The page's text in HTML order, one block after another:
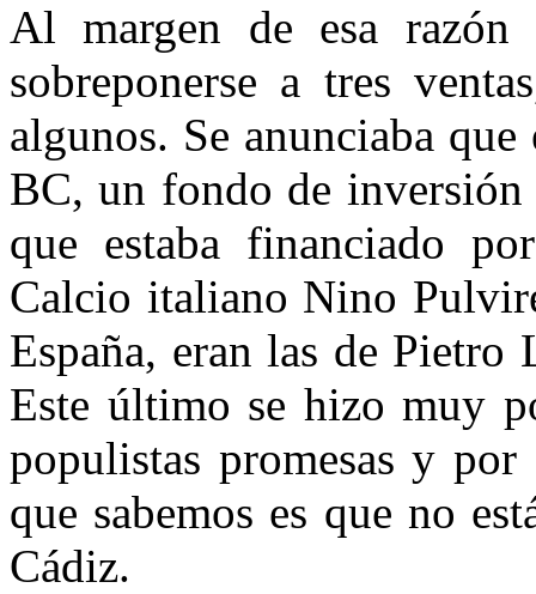
Al margen de esa
sobreponerse a tres
algunos. Se anunciaba
BC, un fondo de inversión
que estaba financiado
Calcio italiano Nino
España, eran las de
Este último se hizo muy
populistas promesas y
que sabemos es que no
Cádiz.